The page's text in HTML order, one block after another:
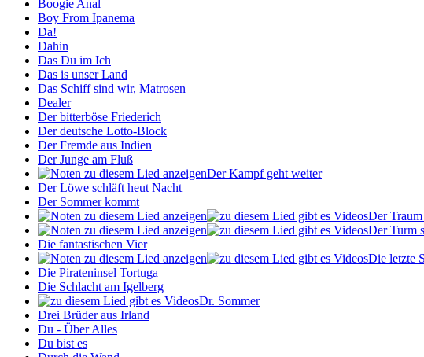
Boogie Anal
Boy From Ipanema
Da!
Dahin
Das Du im Ich
Das is unser Land
Das Schiff sind wir, Matrosen
Dealer
Der bitterböse Friederich
Der deutsche Lotto-Block
Der Fremde aus Indien
Der Junge am Fluß
Der Kampf geht weiter
Der Löwe schläft heut Nacht
Der Sommer kommt
Der Traum
Der Turm
Die fantastischen Vier
Die letzte
Die Pirateninsel Tortuga
Die Schlacht am Igelberg
Dr. Sommer
Drei Brüder aus Irland
Du - Über Alles
Du bist es